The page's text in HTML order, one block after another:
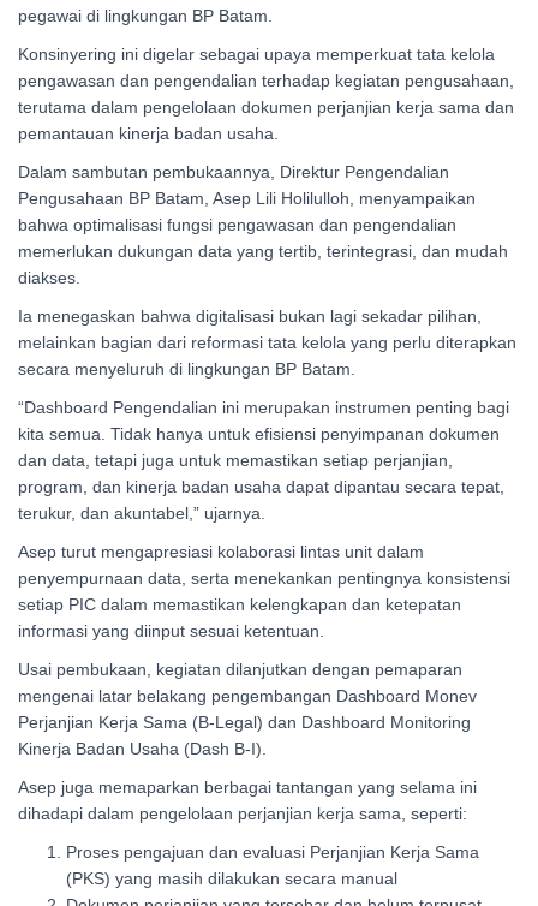
pegawai di lingkungan BP Batam.
Konsinyering ini digelar sebagai upaya memperkuat tata kelola
pengawasan dan pengendalian terhadap kegiatan pengusahaan,
terutama dalam pengelolaan dokumen perjanjian kerja sama dan
pemantauan kinerja badan usaha.
Dalam sambutan pembukaannya, Direktur Pengendalian
Pengusahaan BP Batam, Asep Lili Holilulloh, menyampaikan
bahwa optimalisasi fungsi pengawasan dan pengendalian
memerlukan dukungan data yang tertib, terintegrasi, dan mudah
diakses.
Ia menegaskan bahwa digitalisasi bukan lagi sekadar pilihan,
melainkan bagian dari reformasi tata kelola yang perlu diterapkan
secara menyeluruh di lingkungan BP Batam.
“Dashboard Pengendalian ini merupakan instrumen penting bagi
kita semua. Tidak hanya untuk efisiensi penyimpanan dokumen
dan data, tetapi juga untuk memastikan setiap perjanjian,
program, dan kinerja badan usaha dapat dipantau secara tepat,
terukur, dan akuntabel,” ujarnya.
Asep turut mengapresiasi kolaborasi lintas unit dalam
penyempurnaan data, serta menekankan pentingnya konsistensi
setiap PIC dalam memastikan kelengkapan dan ketepatan
informasi yang diinput sesuai ketentuan.
Usai pembukaan, kegiatan dilanjutkan dengan pemaparan
mengenai latar belakang pengembangan Dashboard Monev
Perjanjian Kerja Sama (B-Legal) dan Dashboard Monitoring
Kinerja Badan Usaha (Dash B-I).
Asep juga memaparkan berbagai tantangan yang selama ini
dihadapi dalam pengelolaan perjanjian kerja sama, seperti:
Proses pengajuan dan evaluasi Perjanjian Kerja Sama
(PKS) yang masih dilakukan secara manual